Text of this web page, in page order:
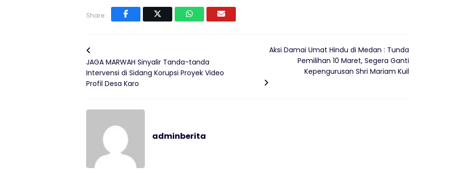
Share:
JAGA MARWAH Sinyalir Tanda-tanda
Intervensi di Sidang Korupsi Proyek Video
Profil Desa Karo
Aksi Damai Umat Hindu di Medan : Tunda
Pemilihan 10 Maret, Segera Ganti
Kepengurusan Shri Mariam Kuil
adminberita